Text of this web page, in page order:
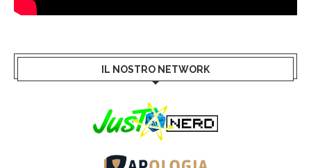
IL NOSTRO NETWORK